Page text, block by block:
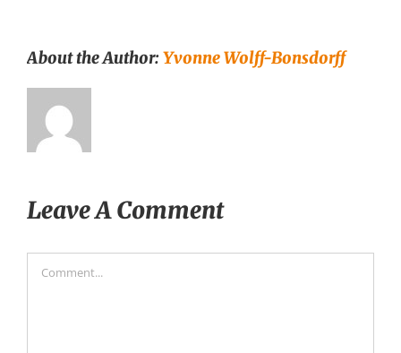
About the Author:Yvonne Wolff-Bonsdorff
Leave A Comment